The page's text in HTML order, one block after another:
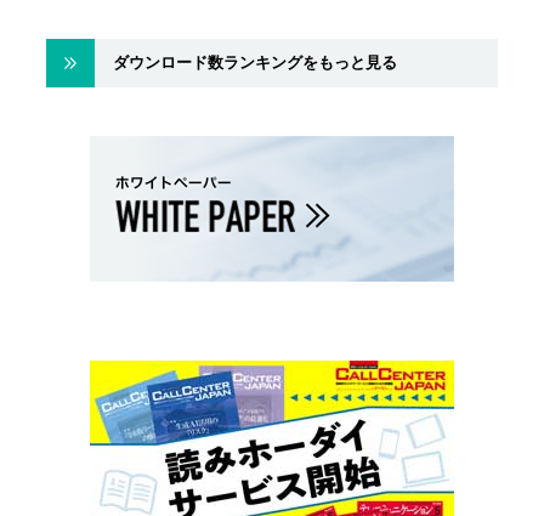
ダウンロード数ランキングをもっと見る